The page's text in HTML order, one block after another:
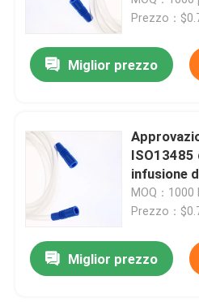
Prezzo：
Miglior prezzo
infusione
MOQ：1000
Prezzo：
Miglior prezzo